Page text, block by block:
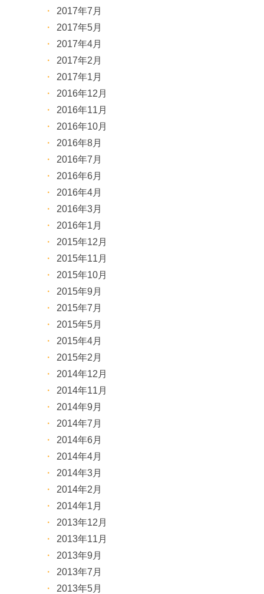
2017年7月
2017年5月
2017年4月
2017年2月
2017年1月
2016年12月
2016年11月
2016年10月
2016年8月
2016年7月
2016年6月
2016年4月
2016年3月
2016年1月
2015年12月
2015年11月
2015年10月
2015年9月
2015年7月
2015年5月
2015年4月
2015年2月
2014年12月
2014年11月
2014年9月
2014年7月
2014年6月
2014年4月
2014年3月
2014年2月
2014年1月
2013年12月
2013年11月
2013年9月
2013年7月
2013年5月